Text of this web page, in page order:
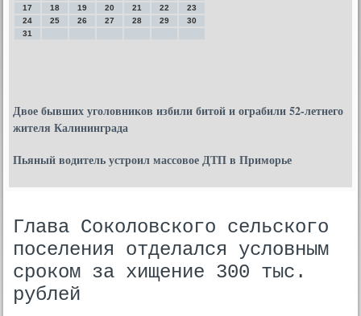
17
18 19 20 21 22
23
24
25 26 27 28 29
30
31
Двое бывших уголовников избили битой и ограбили 52-летнего
жителя Калининграда
Пьяный водитель устроил массовое ДТП в Приморье
Глава Соколовского сельского
поселения отделался условным
сроком за хищение 300 тыс.
рублей